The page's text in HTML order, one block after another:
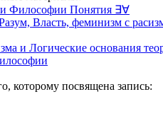
Философии Понятия ∃∀
Власть, феминизм с
и Логические основания
которому посвящена запись: